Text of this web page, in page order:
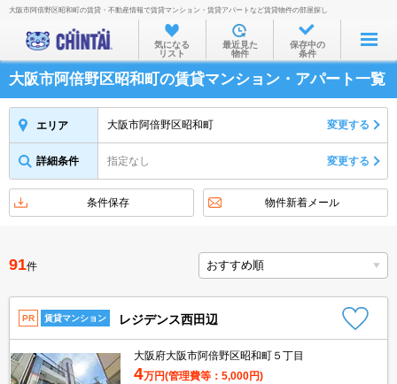
お部屋を探す
沿線・駅から
住所から
家賃相場から
物件特集から
不動産会社から
TOP
大阪市阿倍野区昭和町の賃貸・不動産情報で賃貸マンション・賃貸アパートなど賃貸物件の部屋探し
気になる
リスト
最近見た
物件
保存中の
条件
大阪市阿倍野区昭和町の賃貸マンション・アパート一覧
エリア 大阪市阿倍野区昭和町 変更する
詳細条件 指定なし 変更する
条件保存 物件新着メール
91件
PR 賃貸マンション レジデンス西田辺
大阪府大阪市阿倍野区昭和町５丁目
4万円(管理費等：5,000円)